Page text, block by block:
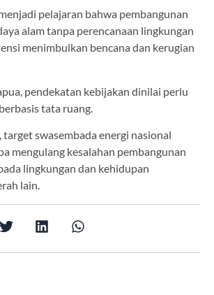
pelajaran bahwa pembangunan
alam tanpa perencanaan lingkungan
menimbulkan bencana dan kerugian
pendekatan kebijakan dinilai perlu
tata ruang.
target swasembada energi nasional
mengulang kesalahan pembangunan
lingkungan dan kehidupan
lain.